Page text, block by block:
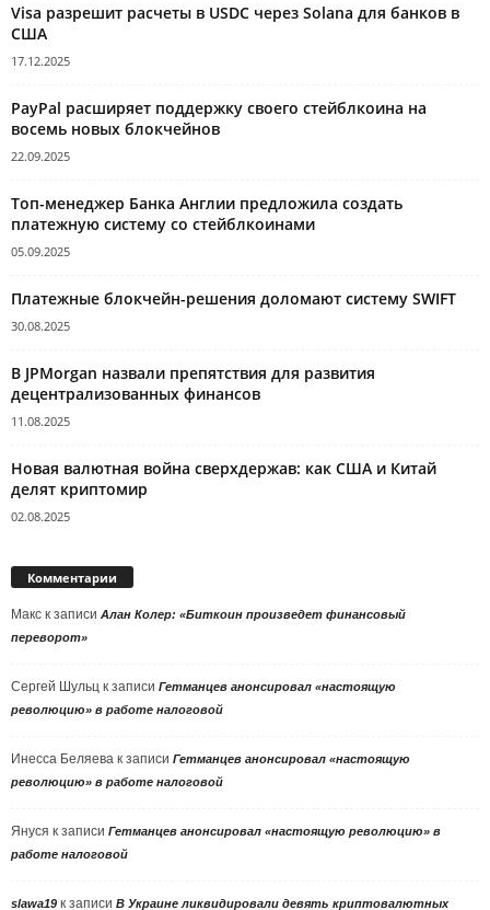
Visa разрешит расчеты в USDC через Solana для банков в
США
17.12.2025
PayPal расширяет поддержку своего стейблкоина на
восемь новых блокчейнов
22.09.2025
Топ-менеджер Банка Англии предложила создать
платежную систему со стейблкоинами
05.09.2025
Платежные блокчейн-решения доломают систему SWIFT
30.08.2025
В JPMorgan назвали препятствия для развития
децентрализованных финансов
11.08.2025
Новая валютная война сверхдержав: как США и Китай
делят криптомир
02.08.2025
Комментарии
Макс к записи Алан Колер: «Биткоин произведет финансовый
переворот»
Сергей Шульц к записи Гетманцев анонсировал «настоящую
революцию» в работе налоговой
Инесса Беляева к записи Гетманцев анонсировал «настоящую
революцию» в работе налоговой
Януся к записи Гетманцев анонсировал «настоящую революцию» в
работе налоговой
slawa19 к записи В Украине ликвидировали девять криптовалютных